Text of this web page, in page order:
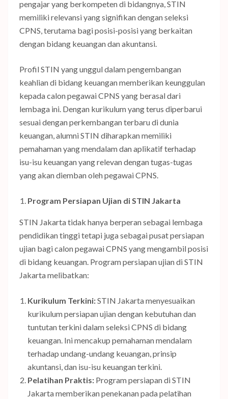
pengajar yang berkompeten di bidangnya, STIN
memiliki relevansi yang signifikan dengan seleksi
CPNS, terutama bagi posisi-posisi yang berkaitan
dengan bidang keuangan dan akuntansi.
Profil STIN yang unggul dalam pengembangan
keahlian di bidang keuangan memberikan keunggulan
kepada calon pegawai CPNS yang berasal dari
lembaga ini. Dengan kurikulum yang terus diperbarui
sesuai dengan perkembangan terbaru di dunia
keuangan, alumni STIN diharapkan memiliki
pemahaman yang mendalam dan aplikatif terhadap
isu-isu keuangan yang relevan dengan tugas-tugas
yang akan diemban oleh pegawai CPNS.
Program Persiapan Ujian di STIN Jakarta
STIN Jakarta tidak hanya berperan sebagai lembaga
pendidikan tinggi tetapi juga sebagai pusat persiapan
ujian bagi calon pegawai CPNS yang mengambil posisi
di bidang keuangan. Program persiapan ujian di STIN
Jakarta melibatkan:
Kurikulum Terkini:STIN Jakarta menyesuaikan
kurikulum persiapan ujian dengan kebutuhan dan
tuntutan terkini dalam seleksi CPNS di bidang
keuangan. Ini mencakup pemahaman mendalam
terhadap undang-undang keuangan, prinsip
akuntansi, dan isu-isu keuangan terkini.
Pelatihan Praktis: Program persiapan di STIN
Jakarta memberikan penekanan pada pelatihan